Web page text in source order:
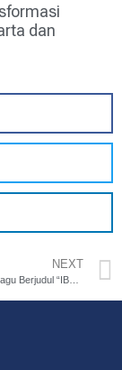
dan
NEXT
Natta Reza Rilis Lagu Berjudul “IBU” untuk Original Soundtrack Film Satu Hari dengan Ibu (SAHDU)